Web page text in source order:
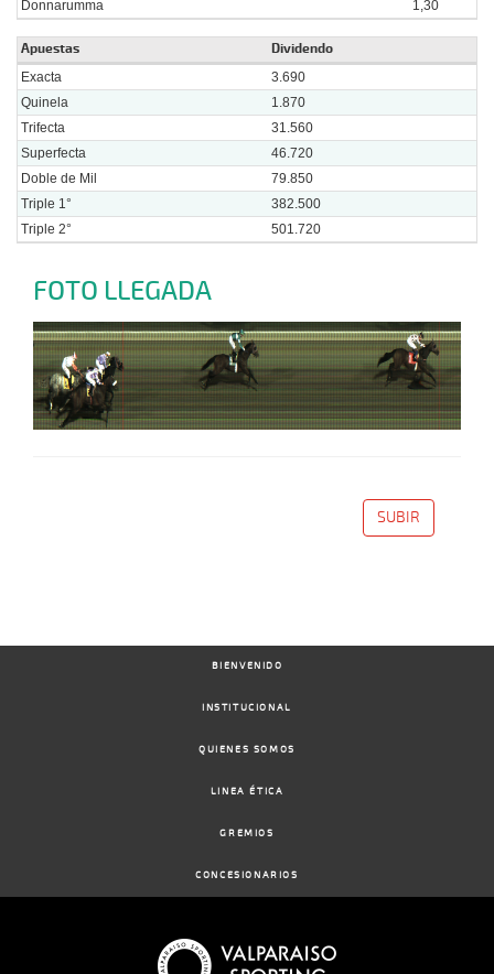
Donnarumma
1,30
Apuestas Dividendo
Exacta
3.690
Quinela
1.870
Trifecta
31.560
Superfecta
46.720
Doble de Mil
79.850
Triple 1°
382.500
Triple 2°
501.720
FOTO LLEGADA
SUBIR
BIENVENIDO
INSTITUCIONAL
QUIENES SOMOS
LINEA ÉTICA
GREMIOS
CONCESIONARIOS